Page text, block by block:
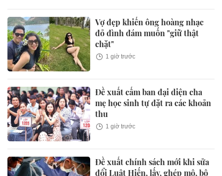
Vợ đẹp khiến ông hoàng nhạc
đỏ đình đám muốn "giữ thật
chặt"
1 giờ trước
Đề xuất cấm ban đại diện cha
mẹ học sinh tự đặt ra các khoản
thu
1 giờ trước
Đề xuất chính sách mới khi sửa
đổi Luật Hiến, lấy, ghép mô, bộ